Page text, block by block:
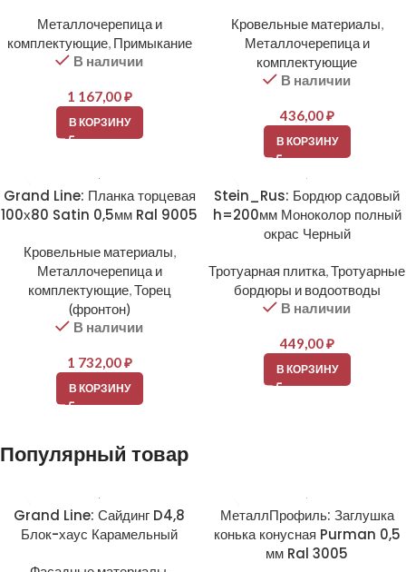
Металлочерепица и
комплектующие, Примыкание
В наличии
1 167,00₽
В КОРЗИНУ
Кровельные материалы,
Металлочерепица и
комплектующие
В наличии
436,00₽
В КОРЗИНУ
Grand Line: Планка торцевая
100х80 Satin 0,5мм Ral 9005
Кровельные материалы,
Металлочерепица и
комплектующие,Торец
(фронтон)
В наличии
1 732,00₽
В КОРЗИНУ
Stein_Rus: Бордюр садовый
h=200мм Моноколор полный
окрас Черный
Тротуарная плитка,Тротуарные
бордюры и водоотводы
В наличии
449,00₽
В КОРЗИНУ
Популярный товар
Grand Line: Сайдинг D4,8
Блок-хаус Карамельный
МеталлПрофиль: Заглушка
конька конусная Purman 0,5
мм Ral 3005